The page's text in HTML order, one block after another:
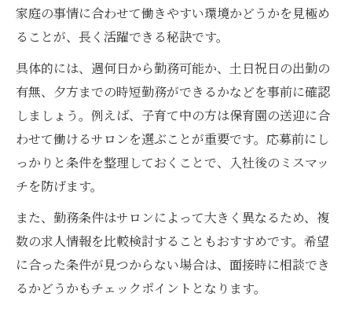
家庭の事情に合わせて働きやすい環境かどうかを見極め
ることが、長く活躍できる秘訣です。
具体的には、週何日から勤務可能か、土日祝日の出勤の
有無、夕方までの時短勤務ができるかなどを事前に確認
しましょう。例えば、子育て中の方は保育園の送迎に合
わせて働けるサロンを選ぶことが重要です。応募前にし
っかりと条件を整理しておくことで、入社後のミスマッ
チを防げます。
また、勤務条件はサロンによって大きく異なるため、複
数の求人情報を比較検討することもおすすめです。希望
に合った条件が見つからない場合は、面接時に相談でき
るかどうかもチェックポイントとなります。